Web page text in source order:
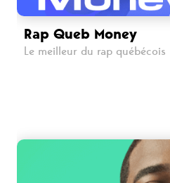
Rap Queb Money
Le meilleur du rap québécois